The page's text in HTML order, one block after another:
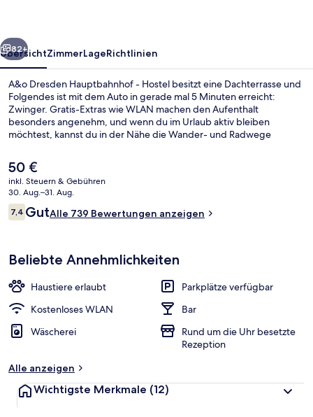
Weiter
82+
ÜbersichtZimmerLageRichtlinien
A&o Dresden Hauptbahnhof - Hostel besitzt eine Dachterrasse und
Folgendes ist mit dem Auto in gerade mal 5 Minuten erreicht:
Zwinger. Gratis-Extras wie WLAN machen den Aufenthalt
besonders angenehm, und wenn du im Urlaub aktiv bleiben
möchtest, kannst du in der Nähe die Wander- und Radwege
weitere Highlights. Andere Reisende lieben das hilfsbereite
Personal. Die öffentlichen Verkehrsmittel sind nur einen kurzen
Fußmarsch entfernt: Zur Station Gret-Palucca-Straße sind es 4
Minuten und zur Station Hauptbahnhof Nord 9 Minuten.
Der
aktuelle
Preis
beträgt
50 €.
50 €
inkl. Steuern & Gebühren
30. Aug.–31. Aug.
Bewertungen
7,47,4 von 10.
GutAlle 739 Bewertungen anzeigen
Beliebte Annehmlichkeiten
Haustiere erlaubt
Parkplätze verfügbar
Kostenloses WLAN
Bar
Wäscherei
Rund um die Uhr besetzte
Rezeption
Alle anzeigen
Wichtigste Merkmale (12)